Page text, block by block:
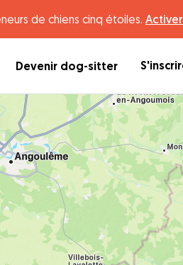
de chiens cinq étoiles.
Devenir dog-sitter